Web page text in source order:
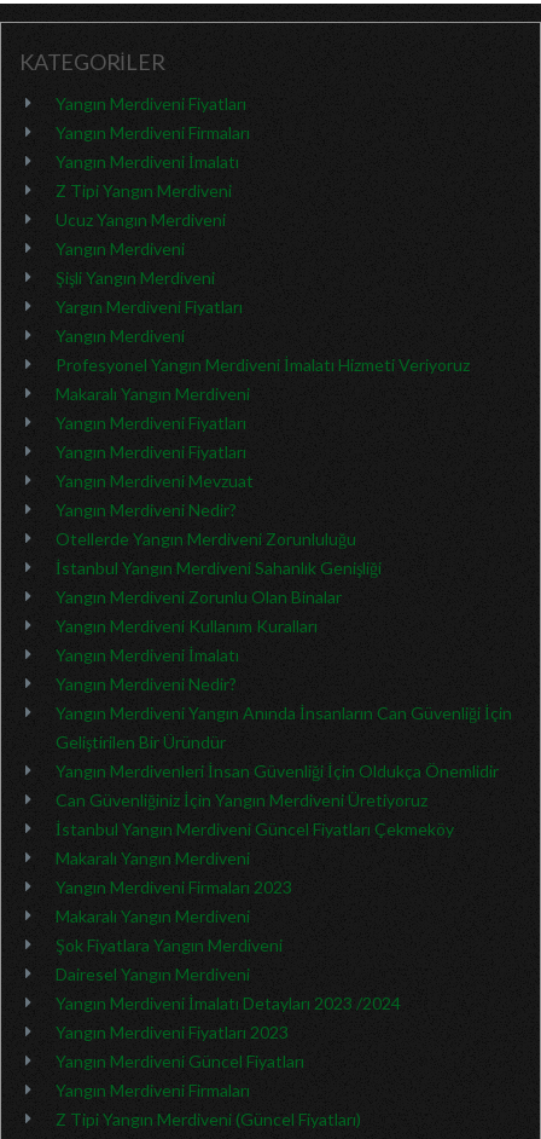
KATEGORİLER
Yangın Merdiveni Fiyatları
Yangın Merdiveni Firmaları
Yangın Merdiveni İmalatı
Z Tipi Yangın Merdiveni
Ucuz Yangın Merdiveni
Yangın Merdiveni
Şişli Yangın Merdiveni
Yargın Merdiveni Fiyatları
Yangın Merdiveni
Profesyonel Yangın Merdiveni İmalatı Hizmeti Veriyoruz
Makaralı Yangın Merdiveni
Yangın Merdiveni Fiyatları
Yangın Merdiveni Fiyatları
Yangın Merdiveni Mevzuat
Yangın Merdiveni Nedir?
Otellerde Yangın Merdiveni Zorunluluğu
İstanbul Yangın Merdiveni Sahanlık Genişliği
Yangın Merdiveni Zorunlu Olan Binalar
Yangın Merdiveni Kullanım Kuralları
Yangın Merdiveni İmalatı
Yangın Merdiveni Nedir?
Yangın Merdiveni Yangın Anında İnsanların Can Güvenliği İçin
Geliştirilen Bir Üründür
Yangın Merdivenleri İnsan Güvenliği İçin Oldukça Önemlidir
Can Güvenliğiniz İçin Yangın Merdiveni Üretiyoruz
İstanbul Yangın Merdiveni Güncel Fiyatları Çekmeköy
Makaralı Yangın Merdiveni
Yangın Merdiveni Firmaları 2023
Makaralı Yangın Merdiveni
Şok Fiyatlara Yangın Merdiveni
Dairesel Yangın Merdiveni
Yangın Merdiveni İmalatı Detayları 2023 /2024
Yangın Merdiveni Fiyatları 2023
Yangın Merdiveni Güncel Fiyatları
Yangın Merdiveni Firmaları
Z Tipi Yangın Merdiveni (Güncel Fiyatları)